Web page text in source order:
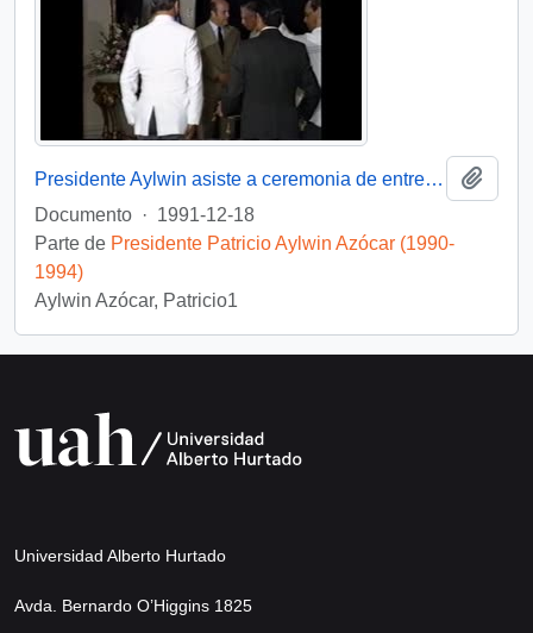
Presidente Aylwin asiste a ceremonia de entrega de Condecoración a Generales del Ejercito : video
Documento · 1991-12-18
Parte de Presidente Patricio Aylwin Azócar (1990-
1994)
Aylwin Azócar, Patricio1
Universidad Alberto Hurtado
Avda. Bernardo O’Higgins 1825